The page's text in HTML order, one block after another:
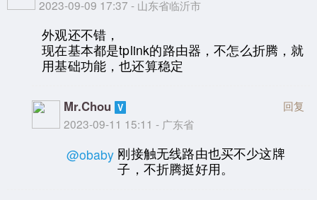
2023-09-09 17:37 - 山东省临沂市
外观还不错，
现在基本都是tplink的路由器，不怎么折腾，就
用基础功能，也还算稳定
Mr.Chou
2023-09-11 15:11 - 广东省
回复
@obaby 刚接触无线路由也买不少这牌
子，不折腾挺好用。